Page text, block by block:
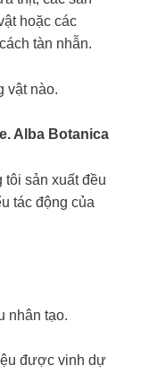
hoặc các
tàn nhẫn.
vật nào.
Alba Botanica
tôi sản xuất đều
tác động của
nhân tạo.
được vinh dự